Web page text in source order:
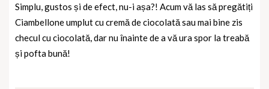
Simplu, gustos și de efect, nu-i așa?! Acum vă las să pregătiți
Ciambellone umplut cu cremă de ciocolată sau mai bine zis
checul cu ciocolată, dar nu înainte de a vă ura spor la treabă
și pofta bună!